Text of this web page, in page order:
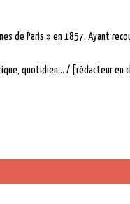
de Paris » en 1857. Ayant
quotidien… / [rédacteur en